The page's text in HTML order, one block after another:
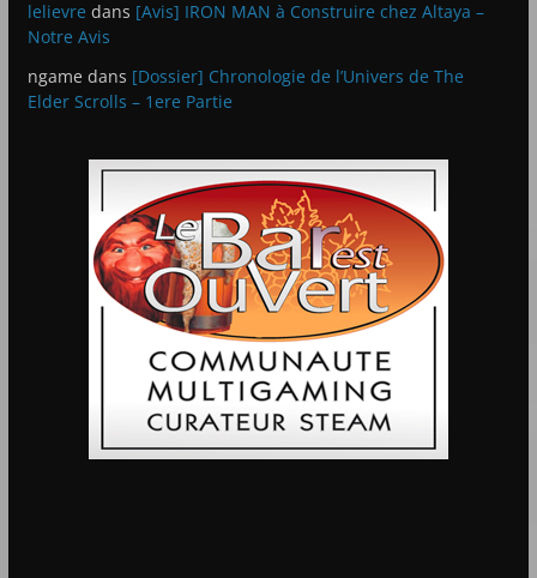
lelievre dans [Avis] IRON MAN à Construire chez Altaya –
Notre Avis
ngame dans [Dossier] Chronologie de l’Univers de The
Elder Scrolls – 1ere Partie